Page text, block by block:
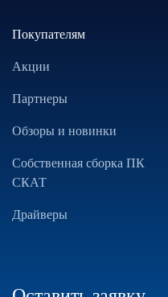
Покупателям
Акции
Партнеры
Обзоры и новинки
Собственная сборка ПК
СКАТ
Драйверы